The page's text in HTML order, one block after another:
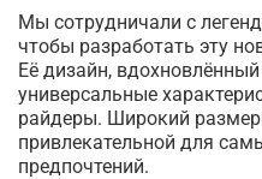
Мы сотрудничали с
чтобы разработать эту
Её дизайн,
универсальные
райдеры. Широкий
привлекательной для
предпочтений.